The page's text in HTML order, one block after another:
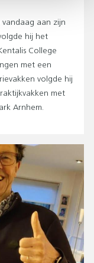
aan zijn
hij het
College
met een
volgde hij
met
Arnhem.